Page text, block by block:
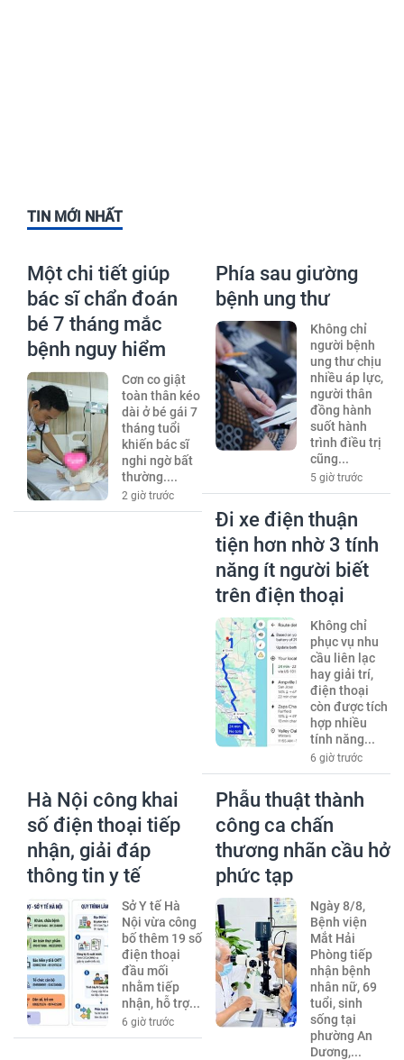
TIN MỚI NHẤT
Một chi tiết giúp
bác sĩ chẩn đoán
bé 7 tháng mắc
bệnh nguy hiểm
Cơn co giật
toàn thân kéo
dài ở bé gái 7
tháng tuổi
khiến bác sĩ
nghi ngờ bất
thường....
2 giờ trước
Phía sau giường
bệnh ung thư
Không chỉ
người bệnh
ung thư chịu
nhiều áp lực,
người thân
đồng hành
suốt hành
trình điều trị
cũng...
5 giờ trước
Đi xe điện thuận
tiện hơn nhờ 3 tính
năng ít người biết
trên điện thoại
Không chỉ
phục vụ nhu
cầu liên lạc
hay giải trí,
điện thoại
còn được tích
hợp nhiều
tính năng...
6 giờ trước
Hà Nội công khai
số điện thoại tiếp
nhận, giải đáp
thông tin y tế
Sở Y tế Hà
Nội vừa công
bố thêm 19 số
điện thoại
đầu mối
nhằm tiếp
nhận, hỗ trợ...
6 giờ trước
Phẫu thuật thành
công ca chấn
thương nhãn cầu hở
phức tạp
Ngày 8/8,
Bệnh viện
Mắt Hải
Phòng tiếp
nhận bệnh
nhân nữ, 69
tuổi, sinh
sống tại
phường An
Dương,...